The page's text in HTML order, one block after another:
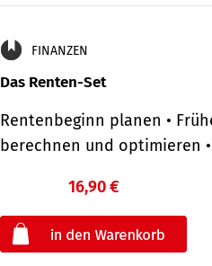
FINANZEN
Das Renten-Set
Rentenbeginn planen •
berechnen und optimieren
16,90 €